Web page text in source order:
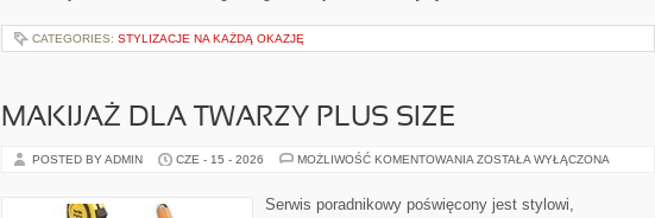
CATEGORIES: STYLIZACJE NA KAŻDĄ OKAZJĘ
MAKIJAŻ DLA TWARZY PLUS SIZE
POSTED BY ADMIN CZE - 15 - 2026 MOŻLIWOŚĆ KOMENTOWANIA MAKIJAŻ
PLUS
SIZE
ZOSTAŁA WYŁĄCZONA
Serwis poradnikowy poświęcony jest stylowi,